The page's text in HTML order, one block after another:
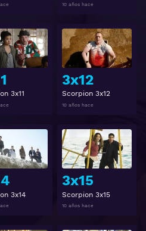
10 años hace
3x11
Ver
3x12
Scorpion 3x12
10 años hace
3x14
3x15
Scorpion 3x15
10 años hace